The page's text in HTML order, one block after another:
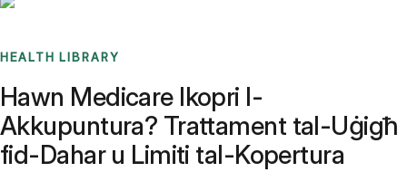
HEALTH LIBRARY
Hawn Medicare Ikopri l-
Akkupuntura? Trattament tal-Uġigħ
fid-Dahar u Limiti tal-Kopertura